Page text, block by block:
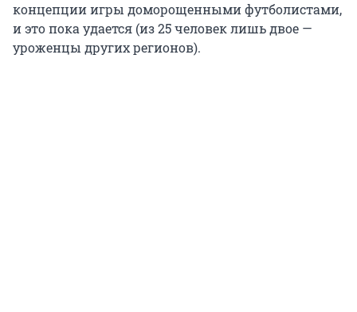
концепции игры доморощенными футболистами,
и это пока удается (из 25 человек лишь двое —
уроженцы других регионов).